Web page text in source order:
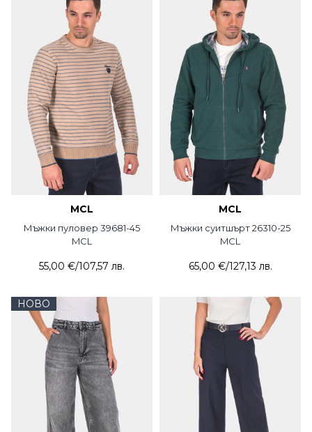
MCL
Мъжки пуловер 39681-45
MCL
55,00 €/107,57 лв.
MCL
Мъжки суитшърт 26310-25
MCL
65,00 €/127,13 лв.
НОВО